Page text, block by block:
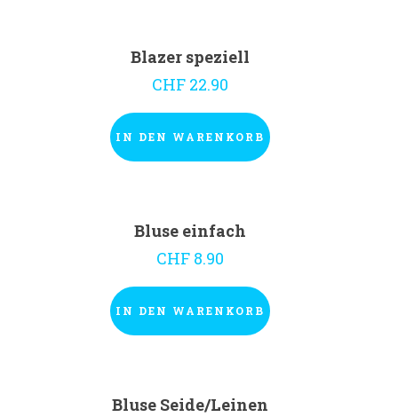
Blazer speziell
CHF 22.90
IN DEN WARENKORB
Bluse einfach
CHF 8.90
IN DEN WARENKORB
Bluse Seide/Leinen